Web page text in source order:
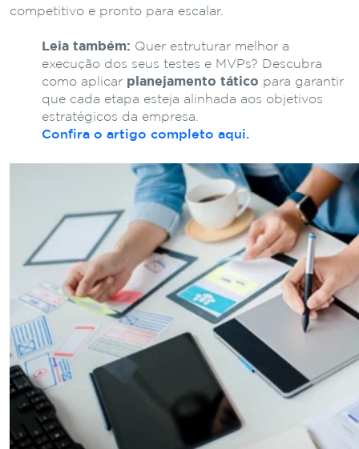
competitivo e pronto para escalar.
Leia também: Quer estruturar melhor a
execução dos seus testes e MVPs? Descubra
como aplicar planejamento tático para garantir
que cada etapa esteja alinhada aos objetivos
estratégicos da empresa.
Confira o artigo completo aqui.